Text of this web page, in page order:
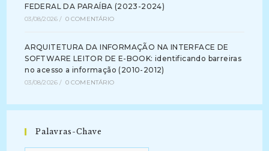
FEDERAL DA PARAÍBA (2023-2024)
03/08/2026 / 0 COMENTÁRIO
ARQUITETURA DA INFORMAÇÃO NA INTERFACE DE
SOFTWARE LEITOR DE E-BOOK: identificando barreiras
no acesso a informação (2010-2012)
03/08/2026 / 0 COMENTÁRIO
Palavras-Chave